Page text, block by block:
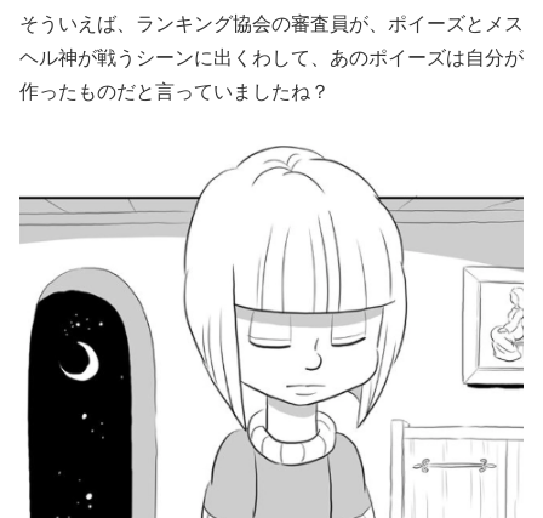
そういえば、ランキング協会の審査員が、ポイーズとメス
ヘル神が戦うシーンに出くわして、あのポイーズは自分が
作ったものだと言っていましたね？